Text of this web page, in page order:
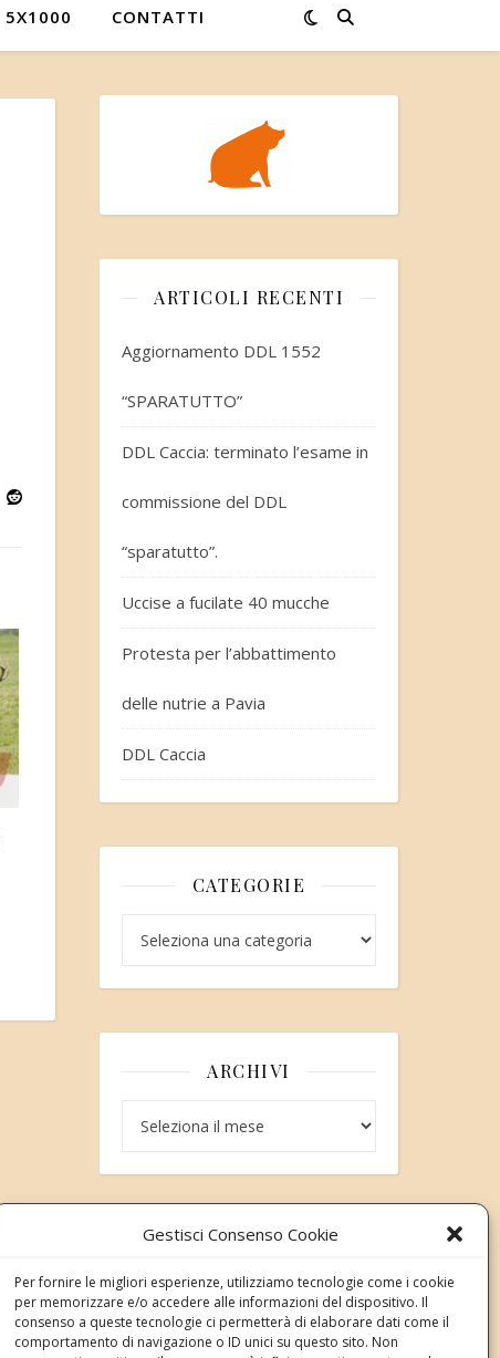
Gestisci Consenso Cookie
Per fornire le migliori esperienze, utilizziamo tecnologie come i cookie
per memorizzare e/o accedere alle informazioni del dispositivo. Il
consenso a queste tecnologie ci permetterà di elaborare dati come il
comportamento di navigazione o ID unici su questo sito. Non
5X1000 CONTATTI
ARTICOLI RECENTI
Aggiornamento DDL 1552
“SPARATUTTO”
DDL Caccia: terminato l’esame in
commissione del DDL
“sparatutto”.
Uccise a fucilate 40 mucche
Protesta per l’abbattimento
delle nutrie a Pavia
DDL Caccia
CATEGORIE
ARCHIVI
Revoca il tuo consenso ai cookie
Stato attuale: Negato